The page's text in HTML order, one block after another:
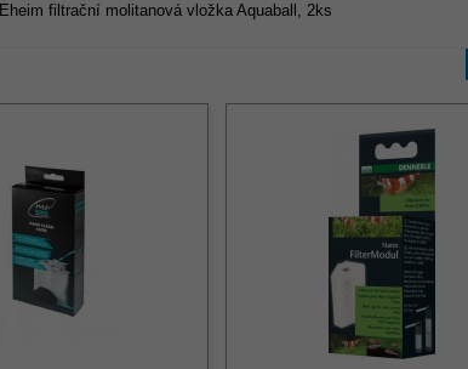
Eheim filtrační molitanová vložka Aquaball, 2ks